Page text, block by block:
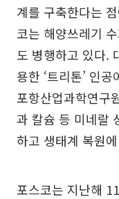
계를 구축한다는
코는 해양쓰레기
도 병행하고 있다.
용한 ‘트리톤’ 인
포항산업과학연구
과 칼슘 등 미네랄
하고 생태계 복원
포스코는 지난해